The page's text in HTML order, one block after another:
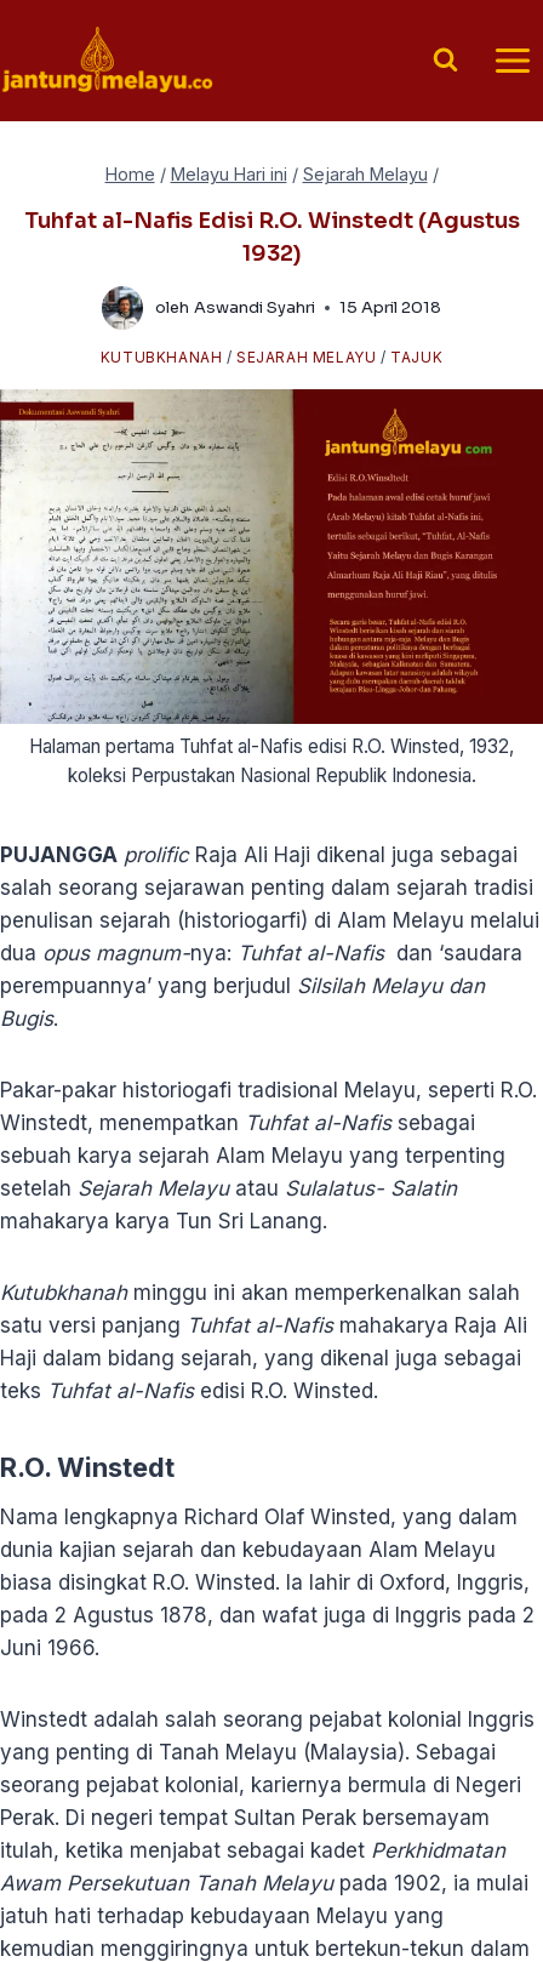
content
Home / Melayu Hari ini / Sejarah Melayu /
Tuhfat al-Nafis Edisi R.O. Winstedt (Agustus
1932)
oleh Aswandi Syahri 15 April 2018
KUTUBKHANAH /SEJARAH MELAYU / TAJUK
Halaman pertama Tuhfat al-Nafis edisi R.O. Winsted, 1932,
koleksi Perpustakan Nasional Republik Indonesia.
PUJANGGA prolificRaja Ali Haji dikenal juga sebagai
salah seorang sejarawan penting dalam sejarah tradisi
penulisan sejarah (historiogarfi) di Alam Melayu melalui
dua opus magnum-nya: Tuhfat al-Nafis dan ‘saudara
perempuannya’ yang berjudul Silsilah Melayu dan
Bugis.
Pakar-pakar historiogafi tradisional Melayu, seperti R.O.
Winstedt, menempatkan Tuhfat al-Nafissebagai
sebuah karya sejarah Alam Melayu yang terpenting
setelah Sejarah Melayuatau Sulalatus- Salatin
mahakarya karya Tun Sri Lanang.
Kutubkhanahminggu ini akan memperkenalkan salah
satu versi panjang Tuhfat al-Nafis mahakarya Raja Ali
Haji dalam bidang sejarah, yang dikenal juga sebagai
teks Tuhfat al-Nafisedisi R.O. Winsted.
R.O. Winstedt
Nama lengkapnya Richard Olaf Winsted, yang dalam
dunia kajian sejarah dan kebudayaan Alam Melayu
biasa disingkat R.O. Winsted. Ia lahir di Oxford, Inggris,
pada 2 Agustus 1878, dan wafat juga di Inggris pada 2
Juni 1966.
Winstedt adalah salah seorang pejabat kolonial Inggris
yang penting di Tanah Melayu (Malaysia). Sebagai
seorang pejabat kolonial, kariernya bermula di Negeri
Perak. Di negeri tempat Sultan Perak bersemayam
itulah, ketika menjabat sebagai kadet Perkhidmatan
Awam Persekutuan Tanah Melayupada 1902, ia mulai
jatuh hati terhadap kebudayaan Melayu yang
kemudian menggiringnya untuk bertekun-tekun dalam